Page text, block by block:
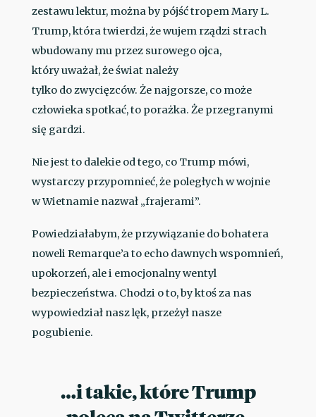
zestawu lektur, można by pójść tropem Mary L.
Trump, która twierdzi, że wujem rządzi strach
wbudowany mu przez surowego ojca,
który uważał, że świat należy
tylko do zwycięzców. Że najgorsze, co może
człowieka spotkać, to porażka. Że przegranymi
się gardzi.
Nie jest to dalekie od tego, co Trump mówi,
wystarczy przypomnieć, że poległych w wojnie
w Wietnamie nazwał „frajerami”.
Powiedziałabym, że przywiązanie do bohatera
noweli Remarque’a to echo dawnych wspomnień,
upokorzeń, ale i emocjonalny wentyl
bezpieczeństwa. Chodzi o to, by ktoś za nas
wypowiedział nasz lęk, przeżył nasze
pogubienie.
…i takie, które Trump